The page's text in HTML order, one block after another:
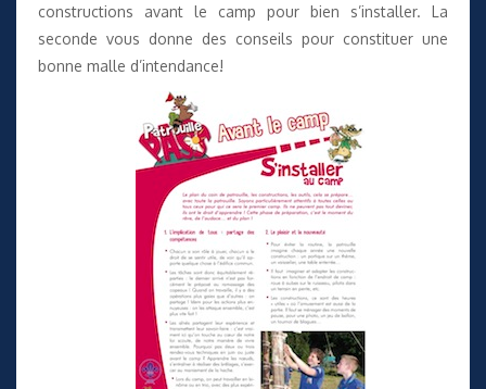
constructions avant le camp pour bien s’installer. La
seconde vous donne des conseils pour constituer une
bonne malle d’intendance!